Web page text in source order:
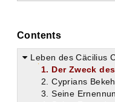
Contents
Leben des Cäcilius